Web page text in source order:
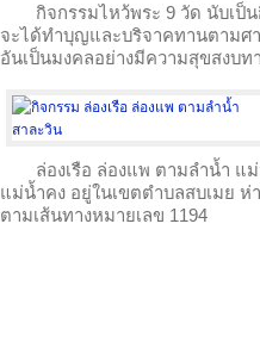
กิจกรรมไหว้พระ 9 วัด นับเป็
จะได้ทำบุญและบริจาคทานตามศ
อันเป็นมงคลอย่างมีความสุขสงบท
ล่องเรือ ล่องแพ ตามลำน้ำ แ
แม่น้ำคง อยู่ในเขตตำบลสบเมย ห่
ตามเส้นทางหมายเลข 1194